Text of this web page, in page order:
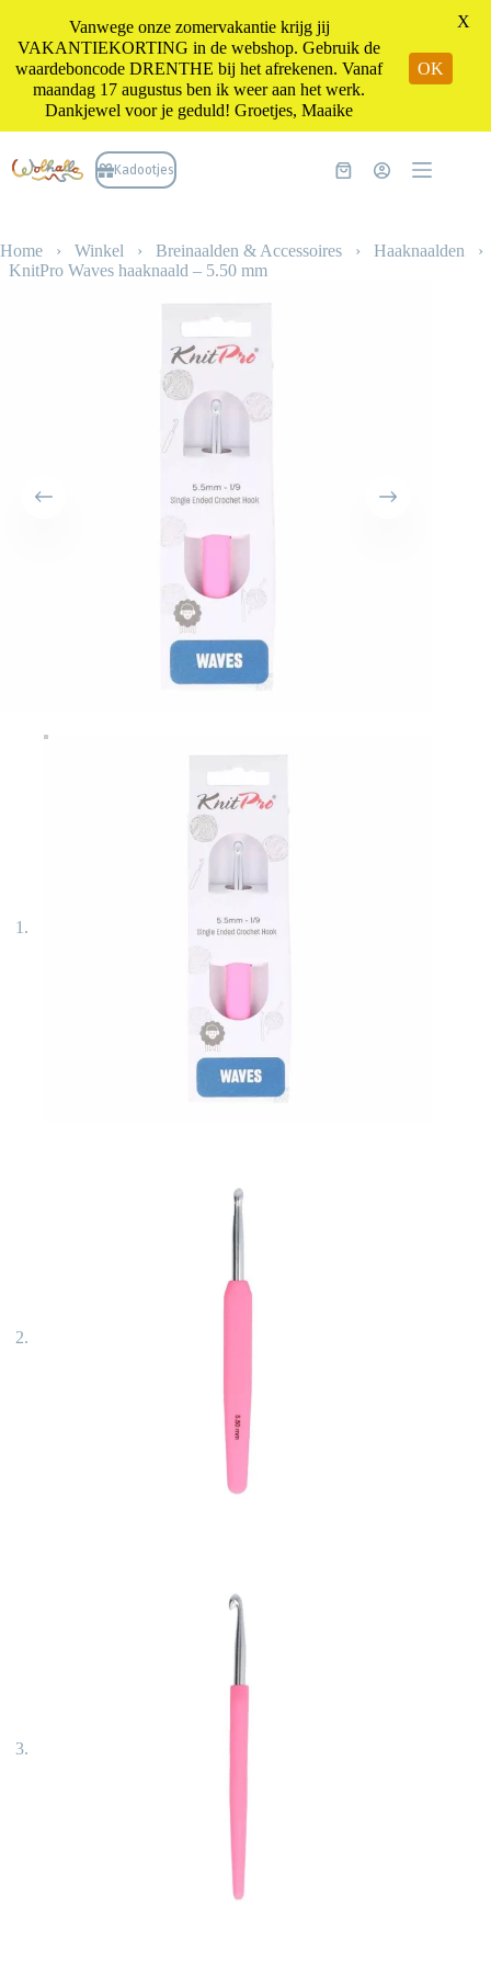
naar
de
Kadootjes Winkelwagen
Home › Winkel › Breinaalden & Accessoires › Haaknaalden ›
KnitPro Waves haaknaald – 5.50 mm
Vanwege onze zomervakantie krijg jij
VAKANTIEKORTING in de webshop. Gebruik de
waardeboncode DRENTHE bij het afrekenen. Vanaf
maandag 17 augustus ben ik weer aan het werk.
Dankjewel voor je geduld! Groetjes, Maaike
OK
X